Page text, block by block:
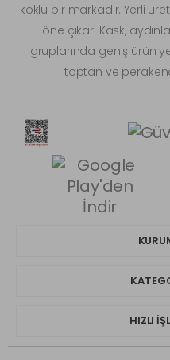
köklü bir markadır. Yerli
öne çıkar. Kask,
gruplarında geniş ürün
toptan ve
HIZLI